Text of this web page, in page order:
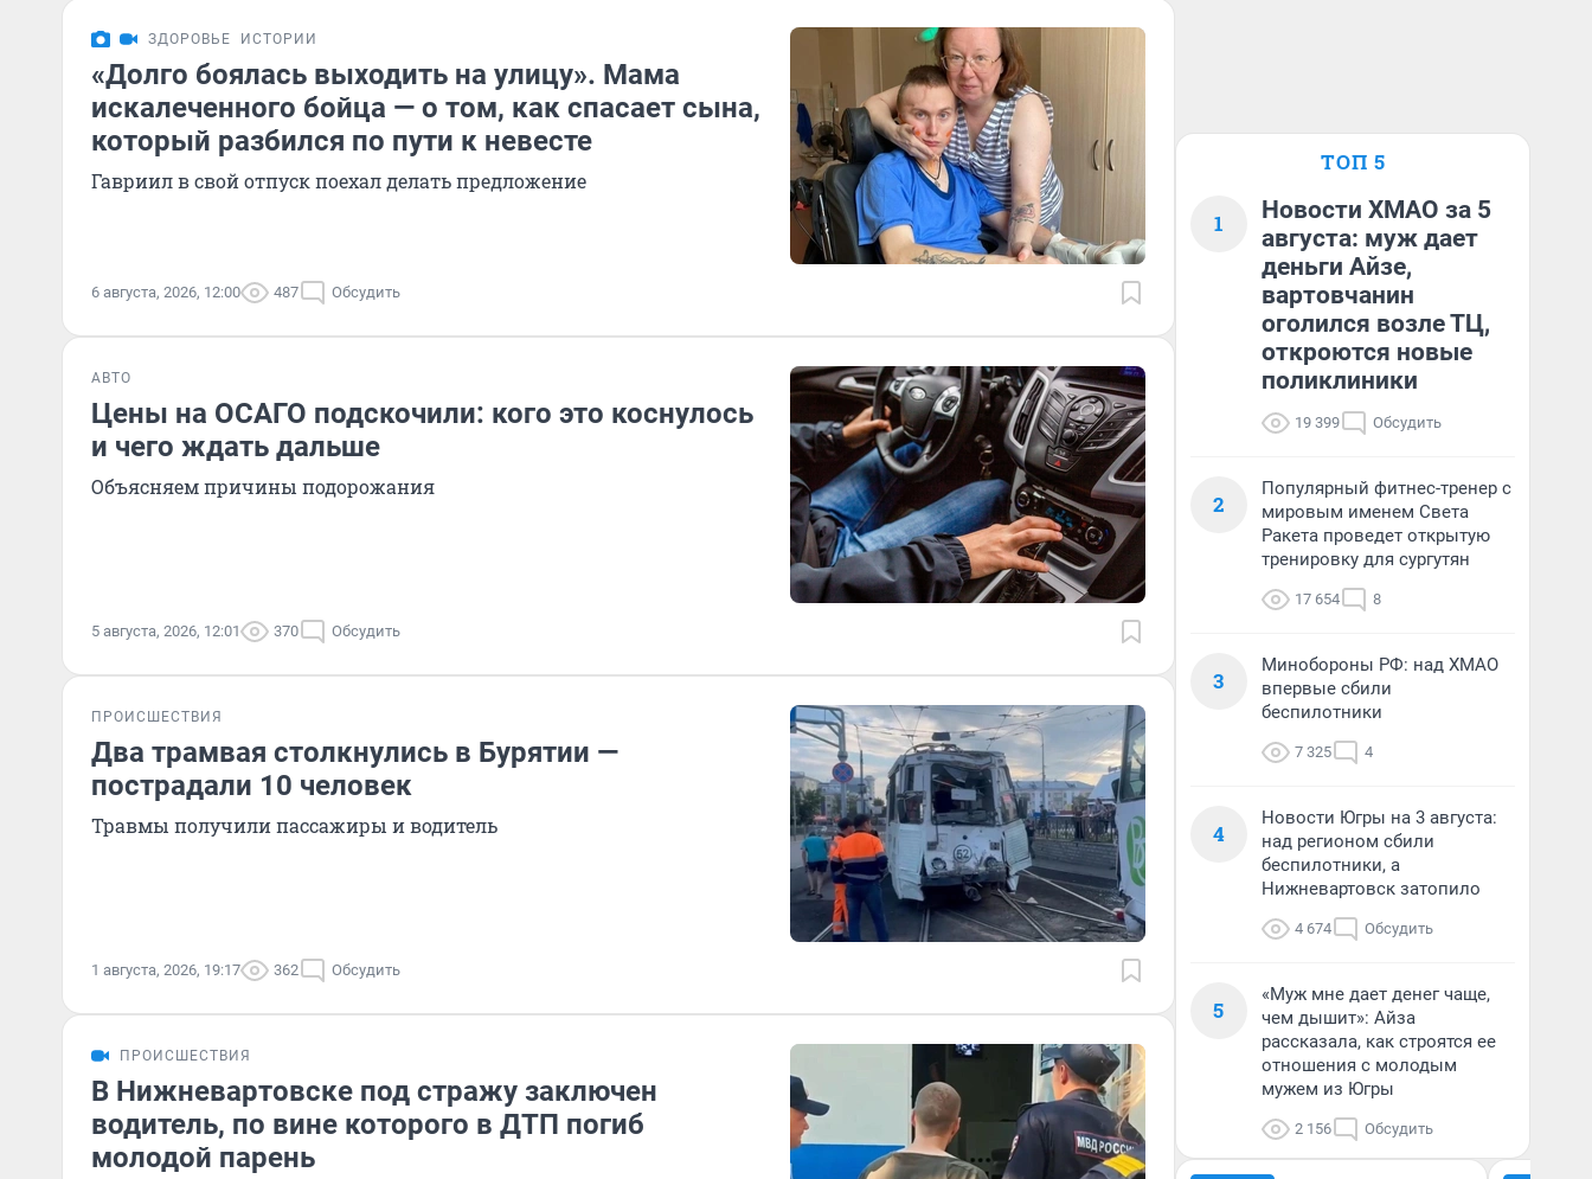
ЗДОРОВЬЕ ИСТОРИИ
«Долго боялась выходить на улицу». Мама
искалеченного бойца — о том, как спасает сына,
который разбился по пути к невесте
Гавриил в свой отпуск поехал делать предложение
6 августа, 2026, 12:00 487 Обсудить
АВТО
Цены на ОСАГО подскочили: кого это коснулось
и чего ждать дальше
Объясняем причины подорожания
5 августа, 2026, 12:01 370 Обсудить
ПРОИСШЕСТВИЯ
Два трамвая столкнулись в Бурятии —
пострадали 10 человек
Травмы получили пассажиры и водитель
1 августа, 2026, 19:17 362 Обсудить
ПРОИСШЕСТВИЯ
В Нижневартовске под стражу заключен
водитель, по вине которого в ДТП погиб
молодой парень
ТОП 5
1
Новости ХМАО за 5
августа: муж дает
деньги Айзе,
вартовчанин
оголился возле ТЦ,
откроются новые
поликлиники
19 399 Обсудить
2
Популярный фитнес-тренер с
мировым именем Света
Ракета проведет открытую
тренировку для сургутян
17 654 8
3
Минобороны РФ: над ХМАО
впервые сбили
беспилотники
7 325 4
4
Новости Югры на 3 августа:
над регионом сбили
беспилотники, а
Нижневартовск затопило
4 674 Обсудить
5
«Муж мне дает денег чаще,
чем дышит»: Айза
рассказала, как строятся ее
отношения с молодым
мужем из Югры
2 156 Обсудить